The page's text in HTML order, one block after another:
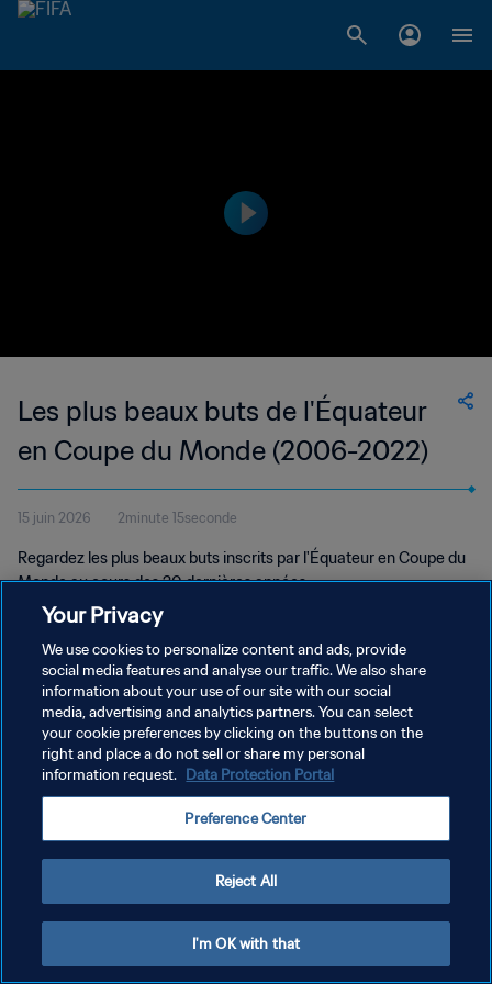
Les plus beaux buts de l'Équateur
en Coupe du Monde (2006-2022)
15 juin 2026 2minute 15seconde
Regardez les plus beaux buts inscrits par l'Équateur en Coupe du
Monde au cours des 20 dernières années.
POLITIQUE DE CONFIDENTIALITÉ
CONDITIONS D'UTILISATION
GÉRER VOS PRÉFÉRENCES SUR LES COOKIES
Your Privacy
We use cookies to personalize content and ads, provide
social media features and analyse our traffic. We also share
information about your use of our site with our social
media, advertising and analytics partners. You can select
your cookie preferences by clicking on the buttons on the
right and place a do not sell or share my personal
information request. Data Protection Portal
Preference Center
Reject All
I'm OK with that